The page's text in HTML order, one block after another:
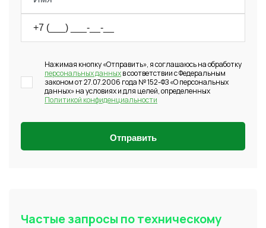
Нажимая кнопку «Отправить», я соглашаюсь на обработку
персональных данныхв соответствии с Федеральным
законом от 27.07.2006 года № 152-ФЗ «О персональных
данных» на условиях и для целей, определенных
Политикой конфиденциальности
Отправить
Частые запросы по техническому